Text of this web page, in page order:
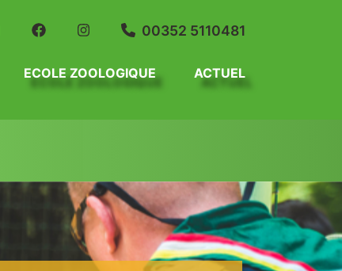
00352 5110481
ECOLE ZOOLOGIQUE ACTUEL